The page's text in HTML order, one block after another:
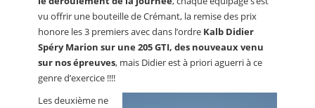
vu offrir une bouteille de Crémant, la remise des prix
honore les 3 premiers avec dans l’ordre Kalb Didier
Spéry Marion sur une 205 GTI, des nouveaux venu
sur nos épreuves, mais Didier est à priori aguerri à ce
genre d’exercice !!!!
Les deuxième ne